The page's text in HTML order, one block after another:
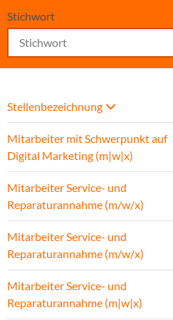
Stichwort
Stellenbezeichnung
Mitarbeiter mit Schwerpunkt auf
Digital Marketing (m|w|x)
Mitarbeiter Service- und
Reparaturannahme (m/w/x)
Mitarbeiter Service- und
Reparaturannahme (m/w/x)
Mitarbeiter Service- und
Reparaturannahme (m|w|x)